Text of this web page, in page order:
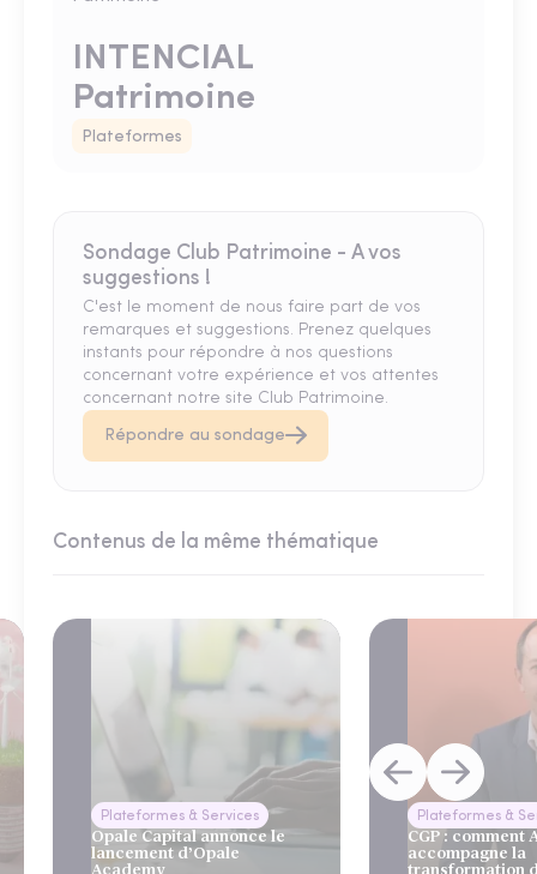
INTENCIAL
Patrimoine
Plateformes
Sondage Club Patrimoine - A vos
suggestions !
C'est le moment de nous faire part de vos
remarques et suggestions. Prenez quelques
instants pour répondre à nos questions
concernant votre expérience et vos attentes
concernant notre site Club Patrimoine.
Répondre au sondage
Contenus de la même thématique
Plateformes & Services
Opale Capital annonce le
lancement d’Opale
Academy
Plateformes &
CGP : comment
accompagne la
transformation